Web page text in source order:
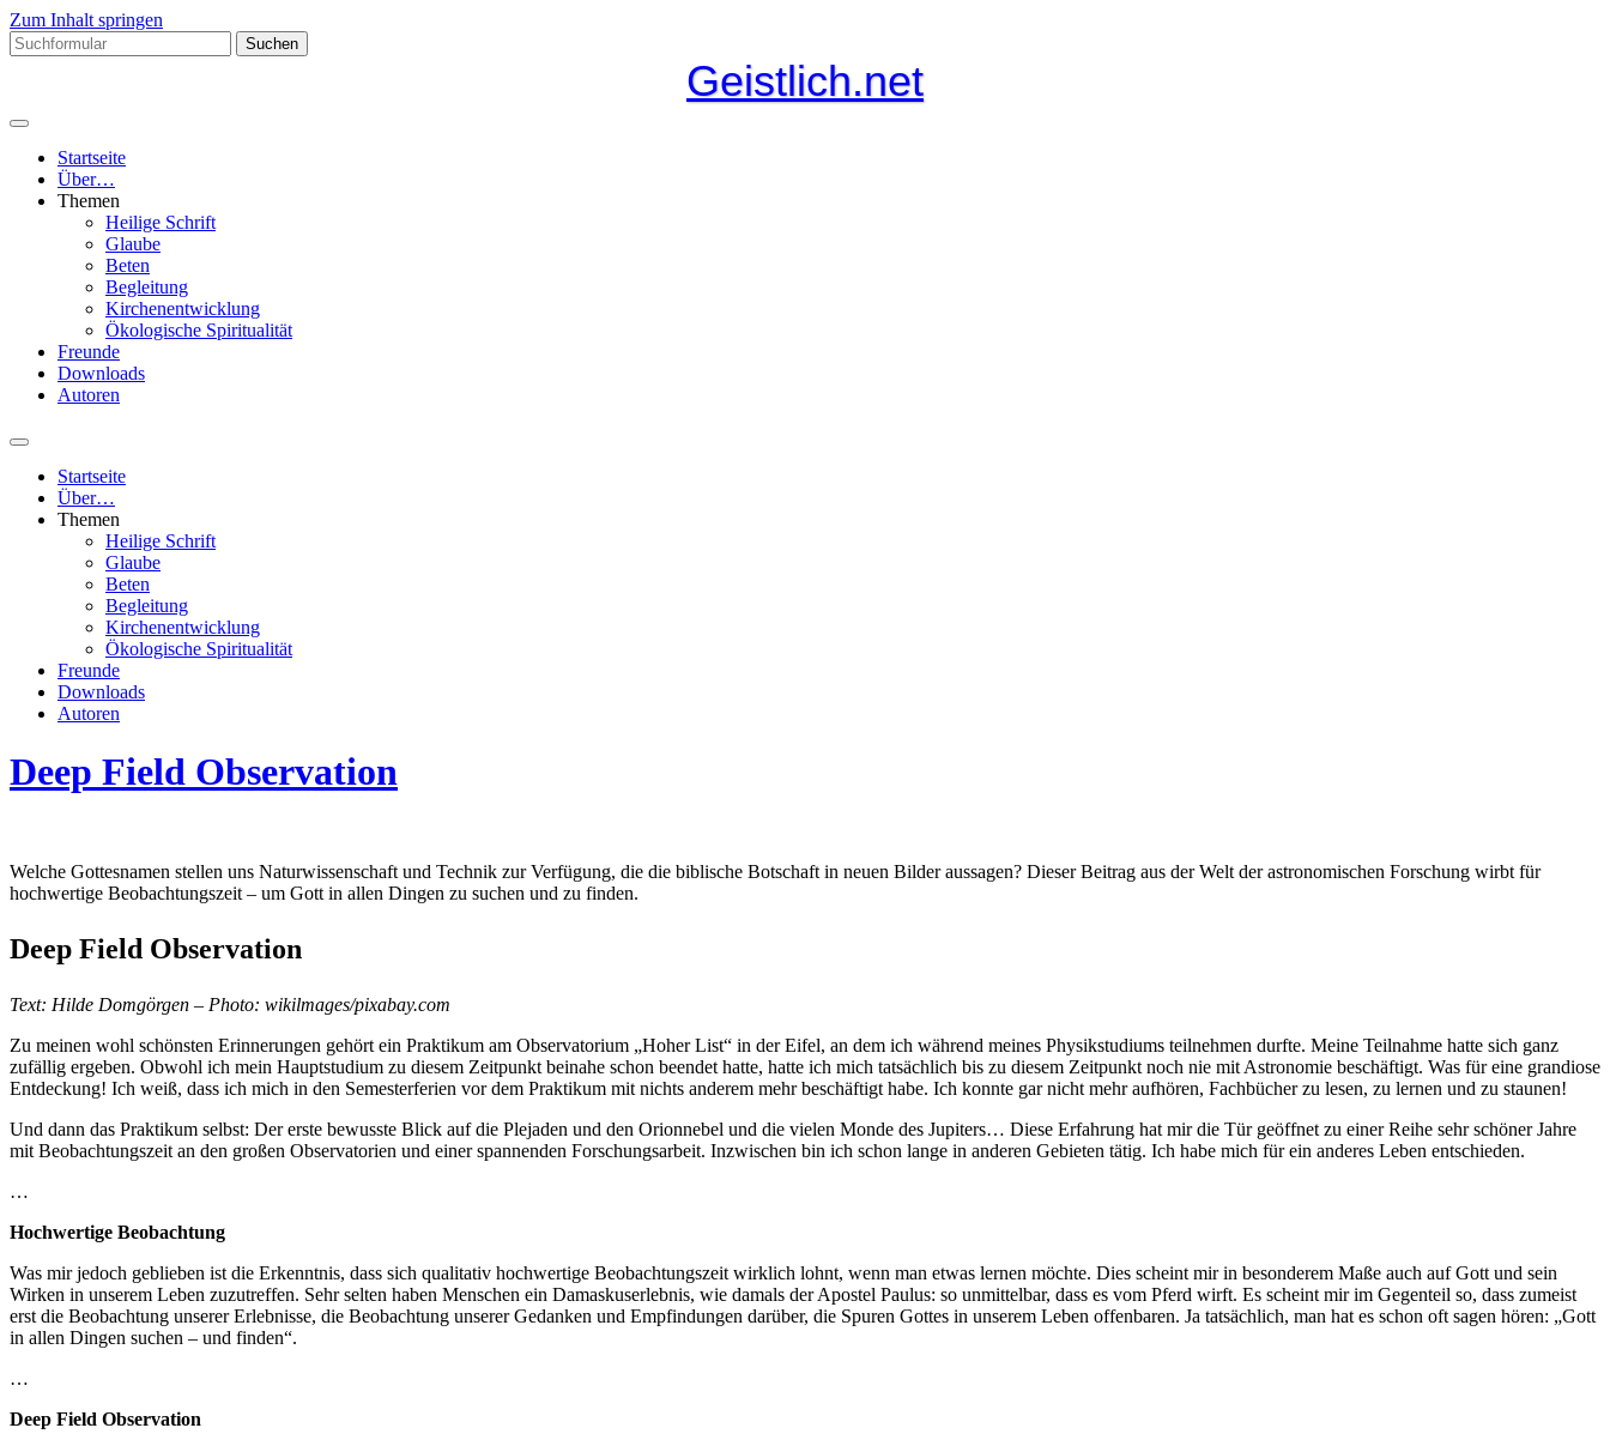
Zum Inhalt springen
Suchen
nach:
Geistlich.net
Startseite
Über…
Themen
Heilige Schrift
Glaube
Beten
Begleitung
Kirchenentwicklung
Ökologische Spiritualität
Freunde
Downloads
Autoren
Suchfeld
ein-/ausblenden
Startseite
Über…
Themen
Heilige Schrift
Glaube
Beten
Begleitung
Kirchenentwicklung
Ökologische Spiritualität
Freunde
Downloads
Autoren
Deep Field Observation
Welche Gottesnamen stellen uns Naturwissenschaft und Technik zur Verfügung, die die biblische Botschaft in neuen Bilder aussagen? Dieser Beitrag aus der Welt der astronomischen Forschung wirbt für
hochwertige Beobachtungszeit – um Gott in allen Dingen zu suchen und zu finden.
Deep Field Observation
Text: Hilde Domgörgen – Photo: wikilmages/pixabay.com
Zu meinen wohl schönsten Erinnerungen gehört ein Praktikum am Observatorium „Hoher List“ in der Eifel, an dem ich während meines Physikstudiums teilnehmen durfte. Meine Teilnahme hatte sich ganz
zufällig ergeben. Obwohl ich mein Hauptstudium zu diesem Zeitpunkt beinahe schon beendet hatte, hatte ich mich tatsächlich bis zu diesem Zeitpunkt noch nie mit Astronomie beschäftigt. Was für eine grandiose
Entdeckung! Ich weiß, dass ich mich in den Semesterferien vor dem Praktikum mit nichts anderem mehr beschäftigt habe. Ich konnte gar nicht mehr aufhören, Fachbücher zu lesen, zu lernen und zu staunen!
Und dann das Praktikum selbst: Der erste bewusste Blick auf die Plejaden und den Orionnebel und die vielen Monde des Jupiters… Diese Erfahrung hat mir die Tür geöffnet zu einer Reihe sehr schöner Jahre
mit Beobachtungszeit an den großen Observatorien und einer spannenden Forschungsarbeit. Inzwischen bin ich schon lange in anderen Gebieten tätig. Ich habe mich für ein anderes Leben entschieden.
…
Hochwertige Beobachtung
Was mir jedoch geblieben ist die Erkenntnis, dass sich qualitativ hochwertige Beobachtungszeit wirklich lohnt, wenn man etwas lernen möchte. Dies scheint mir in besonderem Maße auch auf Gott und sein
Wirken in unserem Leben zuzutreffen. Sehr selten haben Menschen ein Damaskuserlebnis, wie damals der Apostel Paulus: so unmittelbar, dass es vom Pferd wirft. Es scheint mir im Gegenteil so, dass zumeist
erst die Beobachtung unserer Erlebnisse, die Beobachtung unserer Gedanken und Empfindungen darüber, die Spuren Gottes in unserem Leben offenbaren. Ja tatsächlich, man hat es schon oft sagen hören: „Gott
in allen Dingen suchen – und finden“.
…
Deep Field Observation